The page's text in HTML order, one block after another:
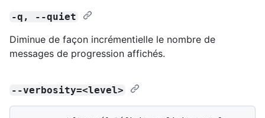
-q, --quiet
Diminue de façon incrémentielle le nombre de
messages de progression affichés.
--verbosity=<level>